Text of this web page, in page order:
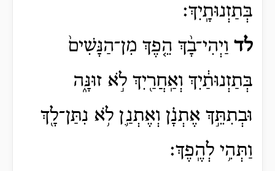
בְּתַזְנוּתָֽיִךְ׃
לד וַיְהִי־בָ֨ךְ הֵ֤פֶךְ מִן־הַנָּשִׁים֙
בְּתַזְנוּתַ֔יִךְ וְאַֽחֲרַ֖יִךְ לֹ֣א זוּנָּ֑ה
וּבְתִתֵּ֣ךְ אֶתְנָ֗ן וְאֶתְנַ֛ן לֹ֥א נִתַּן־לָ֖ךְ
וַתְּהִ֥י לְהֶֽפֶךְ׃